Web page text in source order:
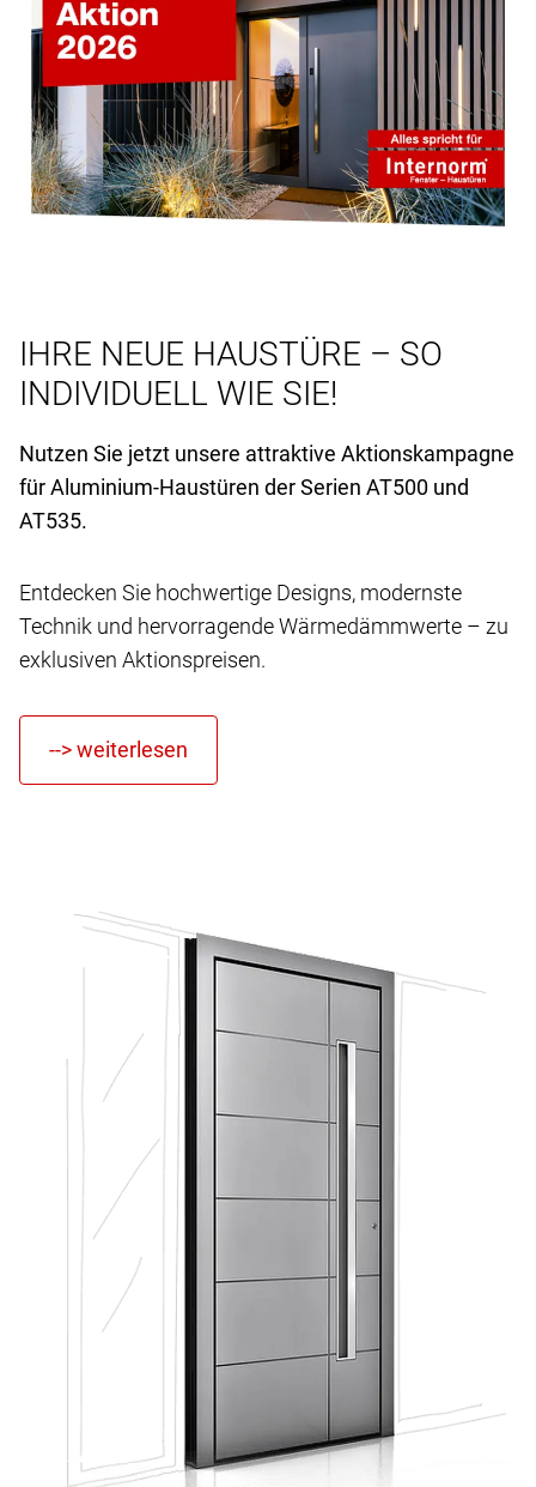
IHRE NEUE HAUSTÜRE – SO
INDIVIDUELL WIE SIE!
Nutzen Sie jetzt unsere attraktive Aktionskampagne
für Aluminium-Haustüren der Serien AT500 und
AT535.
Entdecken Sie hochwertige Designs, modernste
Technik und hervorragende Wärmedämmwerte – zu
exklusiven Aktionspreisen.